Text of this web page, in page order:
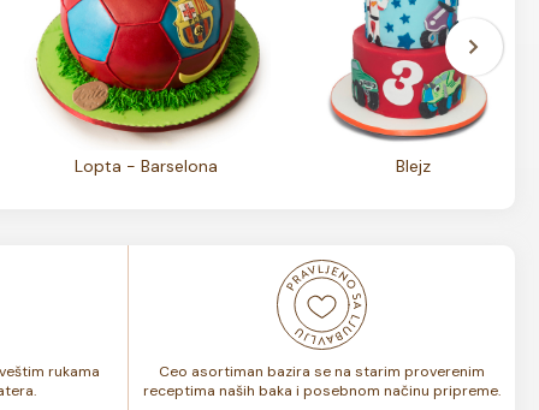
Lopta - Barselona Blejz
rukama
Ceo asortiman bazira se na starim proverenim
receptima naših baka i posebnom načinu pripreme.